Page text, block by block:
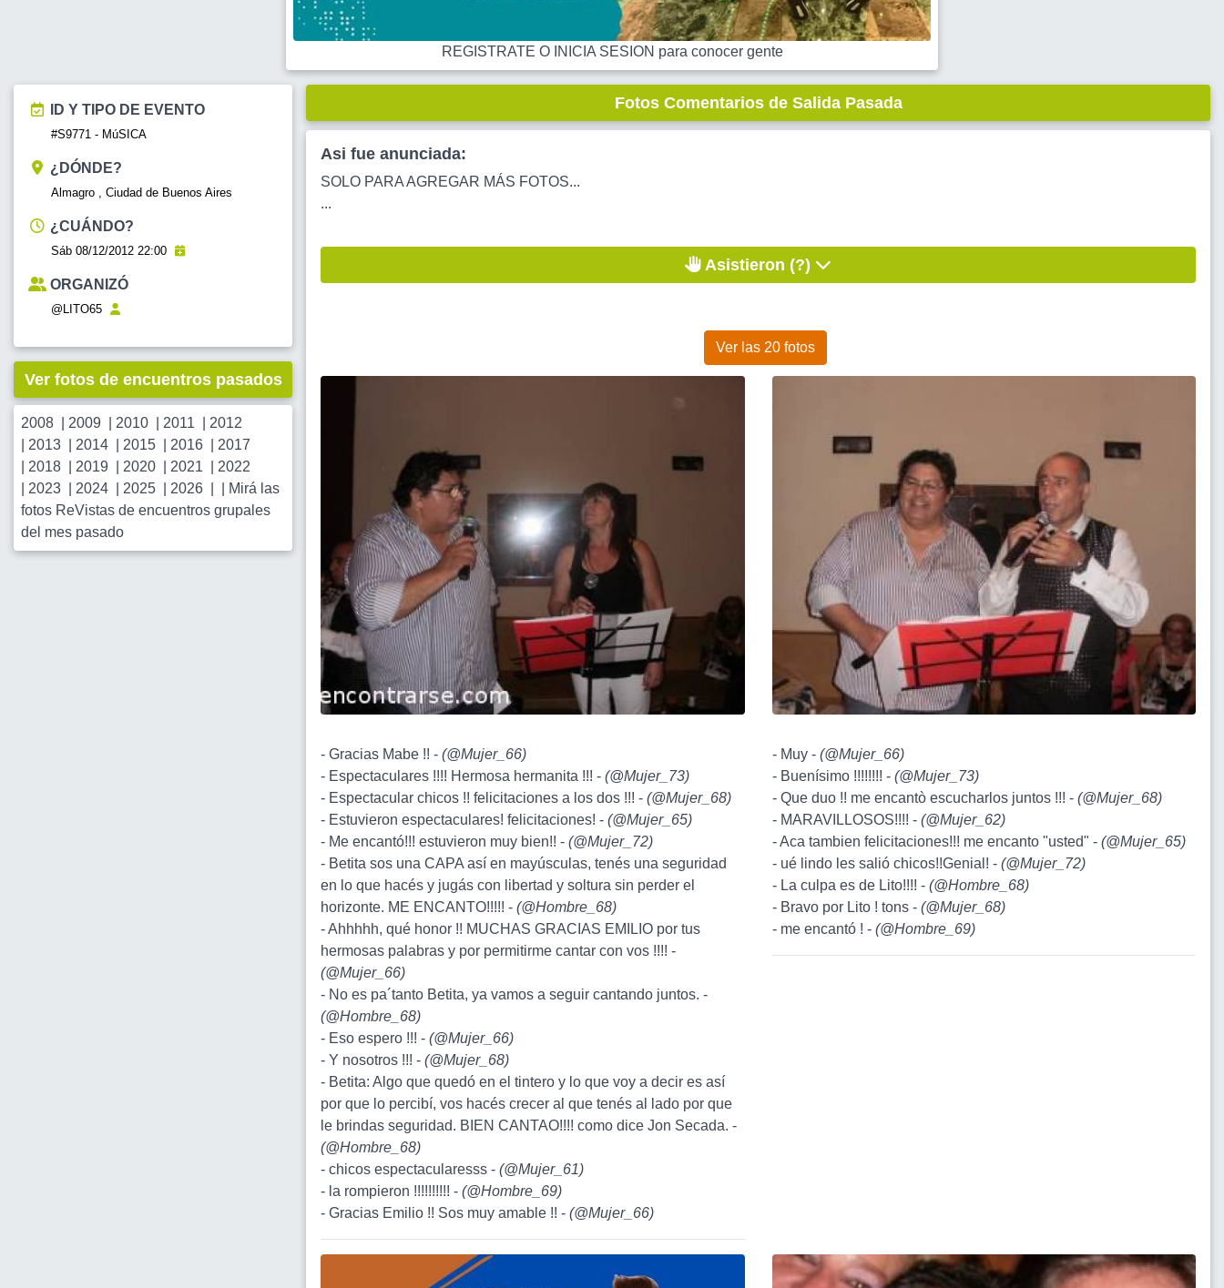
REGISTRATE O INICIA SESION para conocer gente
ID Y TIPO DE EVENTO
#S9771 - MúSICA
¿DÓNDE?
Almagro , Ciudad de Buenos Aires
¿CUÁNDO?
Sáb 08/12/2012 22:00
ORGANIZÓ
@LITO65
Ver fotos de encuentros pasados
2008 2009 2010 2011
2012
2013 2014 2015 2016
2017
2018 2019 2020 2021
2022
2023 2024 2025 2026
Mirá las
fotos ReVistas de encuentros grupales
del mes pasado
Fotos Comentarios de Salida Pasada
Asi fue anunciada:
SOLO PARA AGREGAR MÁS FOTOS...
...
Asistieron (?)
Ver las 20 fotos
- Gracias Mabe !! - (@Mujer_66)
- Espectaculares !!!! Hermosa hermanita !!! - (@Mujer_73)
- Espectacular chicos !! felicitaciones a los dos !!! - (@Mujer_68)
- Estuvieron espectaculares! felicitaciones! - (@Mujer_65)
- Me encantó!!! estuvieron muy bien!! - (@Mujer_72)
- Betita sos una CAPA así en mayúsculas, tenés una seguridad
en lo que hacés y jugás con libertad y soltura sin perder el
horizonte. ME ENCANTO!!!!! - (@Hombre_68)
- Ahhhhh, qué honor !! MUCHAS GRACIAS EMILIO por tus
hermosas palabras y por permitirme cantar con vos !!!! -
(@Mujer_66)
- No es pa´tanto Betita, ya vamos a seguir cantando juntos. -
(@Hombre_68)
- Eso espero !!! - (@Mujer_66)
- Y nosotros !!! - (@Mujer_68)
- Betita: Algo que quedó en el tintero y lo que voy a decir es así
por que lo percibí, vos hacés crecer al que tenés al lado por que
le brindas seguridad. BIEN CANTAO!!!! como dice Jon Secada. -
(@Hombre_68)
- chicos espectacularesss - (@Mujer_61)
- la rompieron !!!!!!!!!! - (@Hombre_69)
- Gracias Emilio !! Sos muy amable !! - (@Mujer_66)
- Muy - (@Mujer_66)
- Buenísimo !!!!!!!! - (@Mujer_73)
- Que duo !! me encantò escucharlos juntos !!! - (@Mujer_68)
- MARAVILLOSOS!!!! - (@Mujer_62)
- Aca tambien felicitaciones!!! me encanto "usted" - (@Mujer_65)
- ué lindo les salió chicos!!Genial! - (@Mujer_72)
- La culpa es de Lito!!!! - (@Hombre_68)
- Bravo por Lito ! tons - (@Mujer_68)
- me encantó ! - (@Hombre_69)